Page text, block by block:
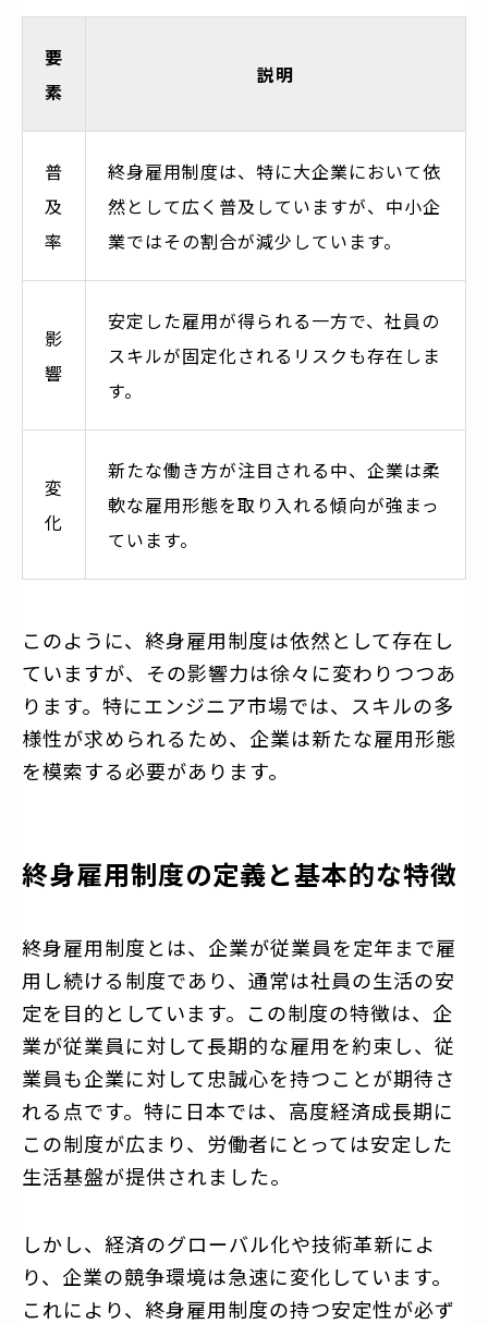
要
素
説明
普
及
率
終身雇用制度は、特に大企業において依
然として広く普及していますが、中小企
業ではその割合が減少しています。
影
響
安定した雇用が得られる一方で、社員の
スキルが固定化されるリスクも存在しま
す。
変
化
新たな働き方が注目される中、企業は柔
軟な雇用形態を取り入れる傾向が強まっ
ています。
このように、終身雇用制度は依然として存在し
ていますが、その影響力は徐々に変わりつつあ
ります。特にエンジニア市場では、スキルの多
様性が求められるため、企業は新たな雇用形態
を模索する必要があります。
終身雇用制度の定義と基本的な特徴
終身雇用制度とは、企業が従業員を定年まで雇
用し続ける制度であり、通常は社員の生活の安
定を目的としています。この制度の特徴は、企
業が従業員に対して長期的な雇用を約束し、従
業員も企業に対して忠誠心を持つことが期待さ
れる点です。特に日本では、高度経済成長期に
この制度が広まり、労働者にとっては安定した
生活基盤が提供されました。
しかし、経済のグローバル化や技術革新によ
り、企業の競争環境は急速に変化しています。
これにより、終身雇用制度の持つ安定性が必ず